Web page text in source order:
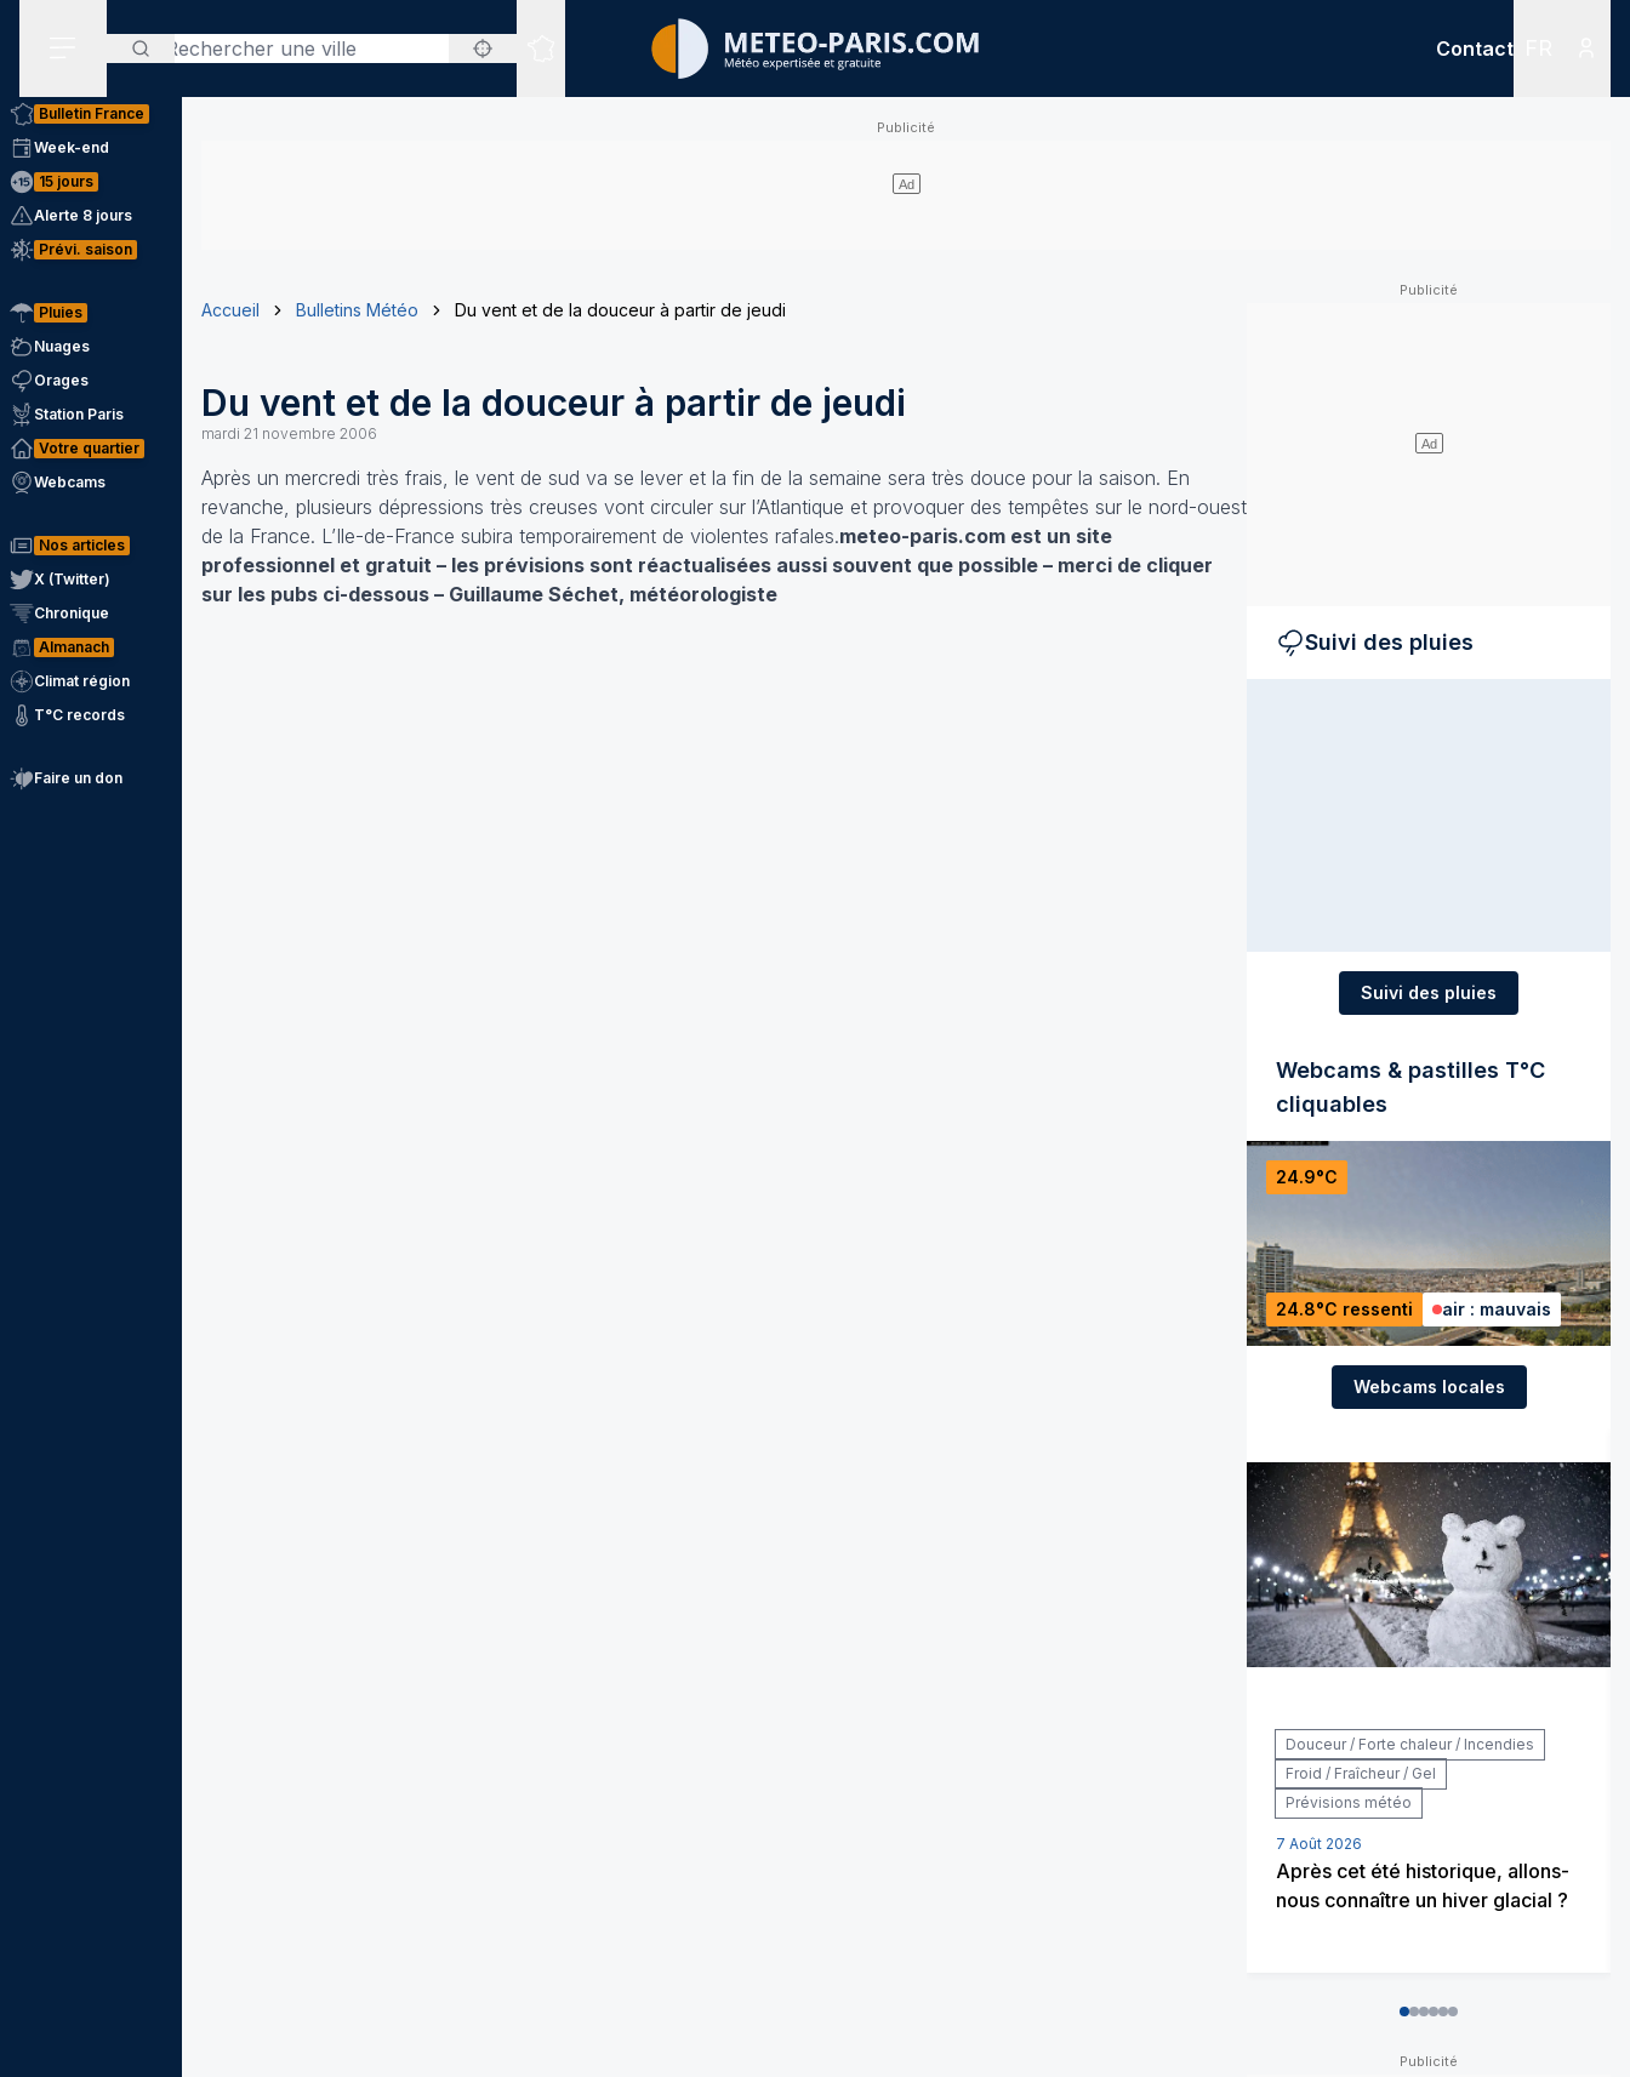
Rechercher
Sites expertisés
Contact
Bulletin France
Week-end
15 jours
Alerte 8 jours
Prévi. saison
Pluies
Nuages
Orages
Station Paris
Votre quartier
Webcams
Nos articles
X (Twitter)
Chronique
Almanach
Climat région
T°C records
Faire un don
Accueil Bulletins Météo Du vent et de la douceur à partir de jeudi
Du vent et de la douceur à partir de jeudi
mardi 21 novembre 2006
Après un mercredi très frais, le vent de sud va se lever et la fin de la semaine sera très douce pour la saison. En
revanche, plusieurs dépressions très creuses vont circuler sur l’Atlantique et provoquer des tempêtes sur le nord-ouest
de la France. L’Ile-de-France subira temporairement de violentes rafales.meteo-paris.com est un site
professionnel et gratuit – les prévisions sont réactualisées aussi souvent que possible – merci de cliquer
sur les pubs ci-dessous – Guillaume Séchet, météorologiste
Suivi des pluies
Suivi des pluies
Webcams & pastilles T°C
cliquables
24.9°C
24.8°C ressenti air : mauvais
Webcams locales
Douceur / Forte chaleur / Incendies
Froid / Fraîcheur / Gel
Prévisions météo
7 Août 2026
Après cet été historique, allons-
nous connaître un hiver glacial ?
012345